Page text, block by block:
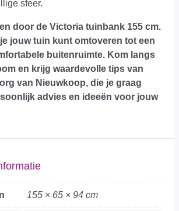
sfeer.
door de Victoria tuinbank 155 cm.
jouw tuin kunt omtoveren tot een
buitenruimte. Kom langs
en krijg waardevolle tips van
van Nieuwkoop, die je graag
advies en ideeën voor jouw
155 × 65 × 94 cm